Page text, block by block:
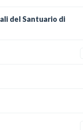
del Santuario di